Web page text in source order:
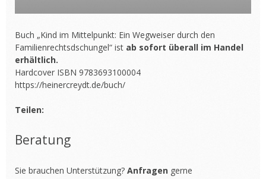
Buch „Kind im Mittelpunkt: Ein Wegweiser durch den
Familienrechtsdschungel“ ist ab sofort überall im Handel
erhältlich.
Hardcover ISBN 9783693100004
https://heinercreydt.de/buch/
Teilen:
Beratung
Sie brauchen Unterstützung? Anfragen gerne